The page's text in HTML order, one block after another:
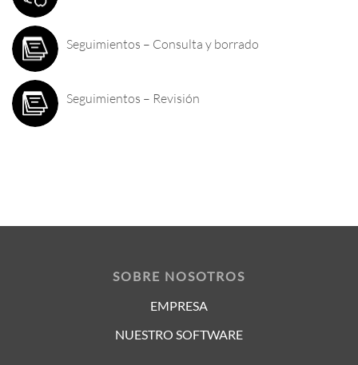
Seguimientos – Consulta y borrado
Seguimientos – Revisión
SOBRE NOSOTROS
EMPRESA
NUESTRO SOFTWARE